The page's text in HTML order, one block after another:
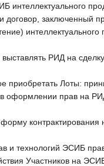
интеллектуального
заключенный
интеллектуального
РИД на
приобретать Лоты:
оформлении прав на
технологий ЭСИБ
Участников на